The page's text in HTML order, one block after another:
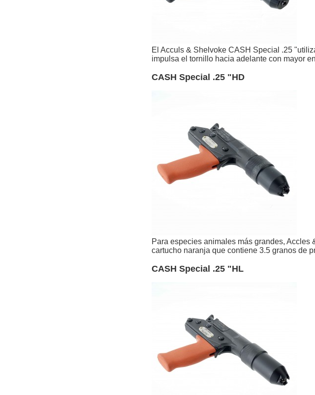
El Acculs & Shelvoke CASH Special .25
impulsa el tornillo hacia adelante con mayor
CASH Special .25 "HD
Para especies animales más grandes,
cartucho naranja que contiene 3.5 granos de
CASH Special .25 "HL